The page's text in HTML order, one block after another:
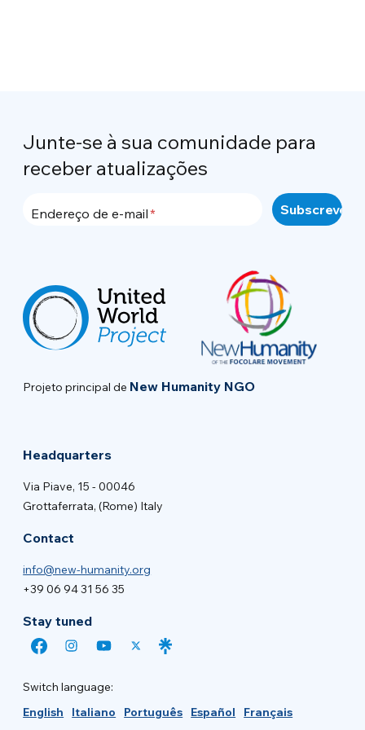
Junte-se à sua comunidade para
receber atualizações
Endereço de e-mail
Projeto principal de New Humanity NGO
Headquarters
Via Piave, 15 - 00046
Grottaferrata, (Rome) Italy
Contact
info@new-humanity.org
+39 06 94 31 56 35
Stay tuned
Switch language:
English
Italiano Português Español Français